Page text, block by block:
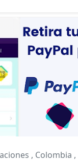
, Colombia ,